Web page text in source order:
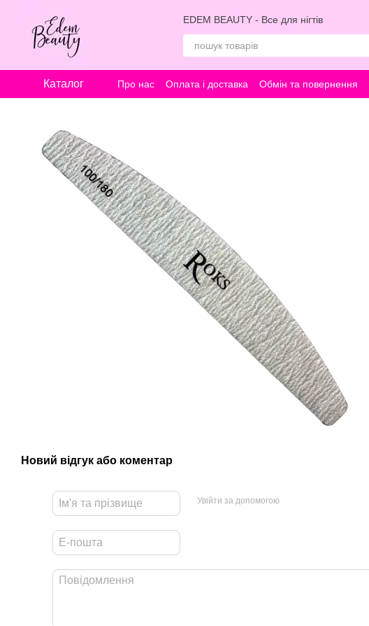
EDEM BEAUTY - Все для нігтів
Каталог Про нас Оплата і доставка Обмін та повернення
Новий відгук або коментар
Увійти за допомогою